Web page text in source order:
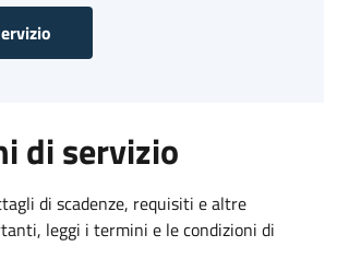
di servizio
di scadenze, requisiti e altre
leggi i termini e le condizioni di